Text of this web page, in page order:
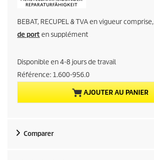
c
u
e
d
BEBAT, RECUPEL & TVA en vigueur comprise,
de porten supplément
Disponible en 4-8 jours de travail
Référence: 1.600-956.0
AJOUTER AU PANIER
Comparer